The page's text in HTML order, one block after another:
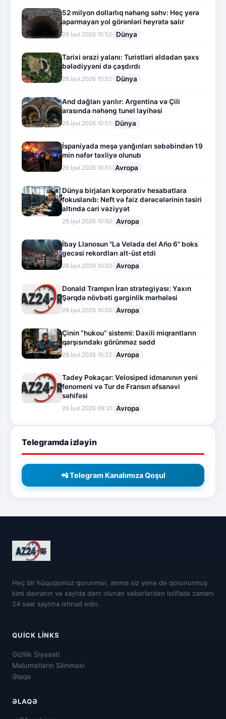
52 milyon dollarlıq nəhəng səhv: Heç yerə
aparmayan yol görənləri heyrətə salır
26.İyul.2026 10:52 Dünya
Tarixi ərazi yalanı: Turistləri aldadan şəxs
bələdiyyəni də çaşdırdı
26.İyul.2026 10:52 Dünya
And dağları yarılır: Argentina və Çili
arasında nəhəng tunel layihəsi
26.İyul.2026 10:51 Dünya
İspaniyada meşə yanğınları səbəbindən 19
min nəfər təxliyə olunub
26.İyul.2026 10:51 Avropa
Dünya birjaları korporativ hesabatlara
fokuslanıb: Neft və faiz dərəcələrinin təsiri
altında cari vəziyyət
26.İyul.2026 10:50 Avropa
İbay Llanosun "La Velada del Año 6" boks
gecəsi rekordları alt-üst etdi
26.İyul.2026 10:50 Avropa
Donald Trampın İran strategiyası: Yaxın
Şərqdə növbəti gərginlik mərhələsi
26.İyul.2026 10:50 Avropa
Çinin “hukou” sistemi: Daxili miqrantların
qarşısındakı görünməz sədd
26.İyul.2026 10:22 Avropa
Tadey Pokaçar: Velosiped idmanının yeni
fenomeni və Tur de Fransın əfsanəvi
səhifəsi
26.İyul.2026 09:31 Avropa
Telegramda izləyin
📲 Telegram Kanalımıza Qoşul
Heç bir hüququmuz qorunmur, amma siz yenə də qorunurmuş
kimi davranın və saytda dərc olunan xəbərlərdən istifadə zamanı
24 saat saytına istinad edin.
QUICK LINKS
Gizlilik Siyasəti
Məlumatların Silinməsi
Əlaqə
ƏLAQƏ